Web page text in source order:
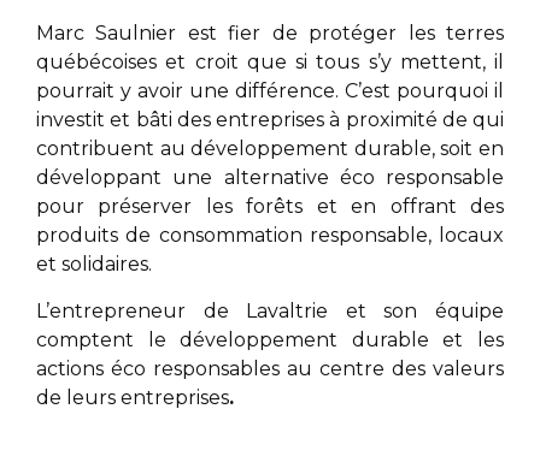
Marc Saulnier est fier de protéger les terres
québécoises et croit que si tous s’y mettent, il
pourrait y avoir une différence. C’est pourquoi il
investit et bâti des entreprises à proximité de qui
contribuent au développement durable, soit en
développant une alternative éco responsable
pour préserver les forêts et en offrant des
produits de consommation responsable, locaux
et solidaires.
L’entrepreneur de Lavaltrie et son équipe
comptent le développement durable et les
actions éco responsables au centre des valeurs
de leurs entreprises.